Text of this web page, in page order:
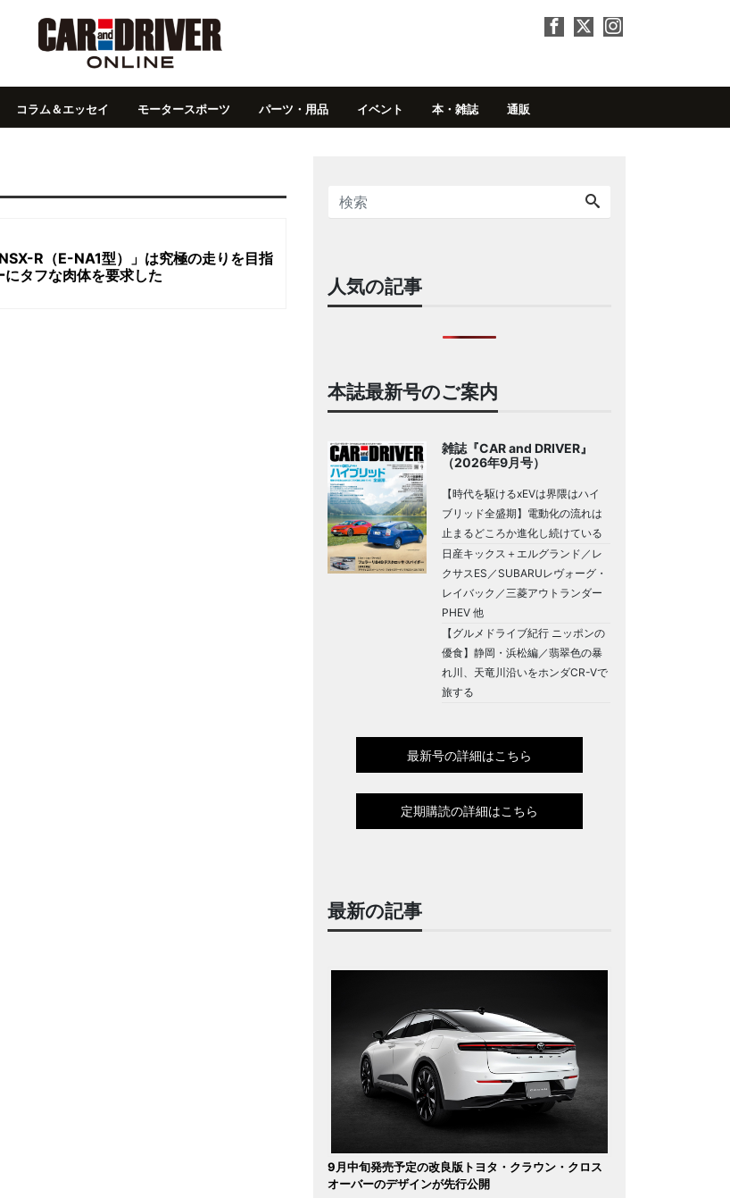
コラム＆エッセイ モータースポーツ パーツ・用品 イベント 本・雑誌 通販
R（E-NA1型）」は究極の走りを目指
タフな肉体を要求した
人気の記事
本誌最新号のご案内
雑誌『CAR and DRIVER』
（2026年9月号）
【時代を駆けるxEVは界隈はハイ
ブリッド全盛期】電動化の流れは
止まるどころか進化し続けている
日産キックス＋エルグランド／レ
クサスES／SUBARUレヴォーグ・
レイバック／三菱アウトランダー
PHEV 他
【グルメドライブ紀行 ニッポンの
優食】静岡・浜松編／翡翠色の暴
れ川、天竜川沿いをホンダCR-Vで
旅する
最新号の詳細はこちら
定期購読の詳細はこちら
最新の記事
9月中旬発売予定の改良版トヨタ・クラウン・クロス
オーバーのデザインが先行公開